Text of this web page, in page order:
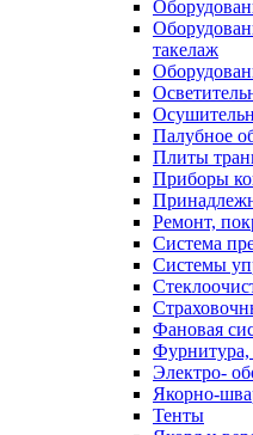
такелаж
Палубное
Плиты
Приборы
Ремонт,
Система
Системы
Фановая
Фурнитура,
Электро-
Якорно-
Тенты